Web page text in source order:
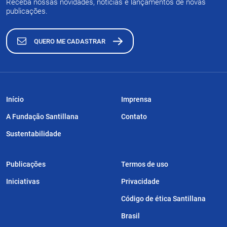
Receba nossas novidades, notícias e lançamentos de novas
publicações.
QUERO ME CADASTRAR
Início
A Fundação Santillana
Sustentabilidade
Publicações
Iniciativas
Imprensa
Contato
Termos de uso
Privacidade
Código de ética Santillana
Brasil